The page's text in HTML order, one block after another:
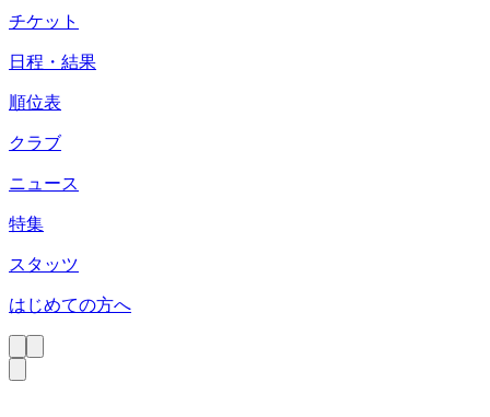
チケット
日程・結果
順位表
クラブ
ニュース
特集
スタッツ
はじめての方へ